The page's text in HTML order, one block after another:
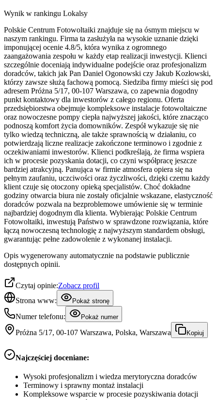
Wynik w rankingu Lokalsy
Polskie Centrum Fotowoltaiki znajduje się na ósmym miejscu w
naszym rankingu. Firma ta zasłużyła na wysokie uznanie dzięki
imponującej ocenie 4.8/5, która wynika z ogromnego
zaangażowania zespołu w każdy etap realizacji inwestycji. Klienci
szczególnie doceniają indywidualne podejście oraz profesjonalizm
doradców, takich jak Pan Daniel Ogonowski czy Jakub Kozłowski,
którzy zawsze służą fachową pomocą. Siedziba firmy mieści się pod
adresem Próżna 5/17, 00-107 Warszawa, co zapewnia dogodny
punkt kontaktowy dla inwestorów z całego regionu. Oferta
przedsiębiorstwa obejmuje kompleksowe instalacje fotowoltaiczne
oraz nowoczesne pompy ciepła najwyższej jakości, które znacząco
podnoszą komfort życia domowników. Zespół wykazuje się nie
tylko wiedzą techniczną, ale także sprawnością w działaniu, co
potwierdzają liczne realizacje zakończone terminowo i zgodnie z
oczekiwaniami inwestorów. Klienci podkreślają, że firma wspiera
ich w procesie pozyskania dotacji, co czyni współpracę jeszcze
bardziej atrakcyjną. Panująca w firmie atmosfera opiera się na
pełnym zaufaniu, uczciwości oraz życzliwości, dzięki czemu każdy
klient czuje się otoczony opieką specjalistów. Choć dokładne
godziny otwarcia biura nie zostały oficjalnie wskazane, elastyczność
doradców pozwala na bezproblemowe umówienie się w terminie
najbardziej dogodnym dla klienta. Wybierając Polskie Centrum
Fotowoltaiki, inwestują Państwo w sprawdzone rozwiązania, które
łączą nowoczesną technologię z najwyższym standardem obsługi,
gwarantując pełne zadowolenie z wykonanej instalacji.
Opis wygenerowany automatycznie na podstawie publicznie
dostępnych opinii.
Czytaj opinie:Zobacz profil
Strona www:
Pokaż stronę
Numer telefonu: Pokaż numer
Próżna 5/17, 00-107 Warszawa, Polska, Warszawa Kopiuj
Najczęściej doceniane:
Wysoki profesjonalizm i wiedza merytoryczna doradców
Terminowy i sprawny montaż instalacji
Kompleksowe wsparcie w procesie pozyskiwania dotacji